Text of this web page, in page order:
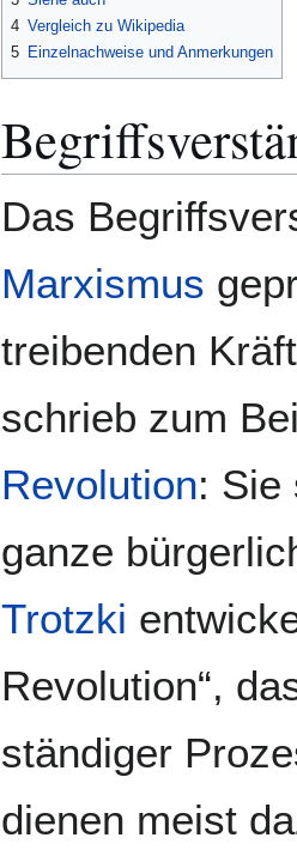
4 Vergleich zu Wikipedia
5 Einzelnachweise und Anmerkungen
Das
Marxismus
treibenden
schrieb zum
Revolution: Sie
ganze
Trotzki
Revolution“,
ständiger
dienen meist